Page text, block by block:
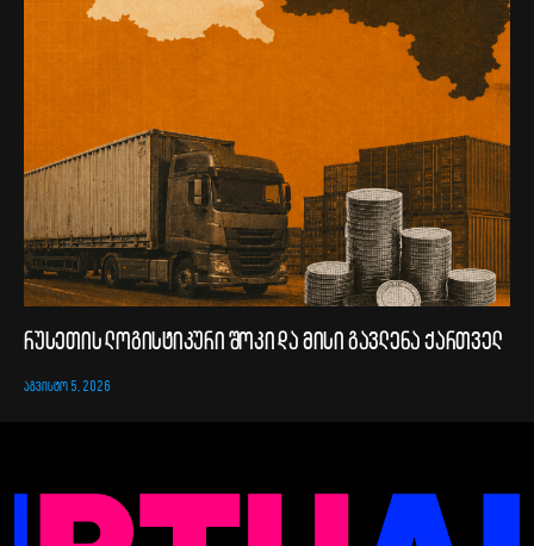
რუსეთის ლოგისტიკური შოკი და მისი გავლენა ქართველ
ᲐᲒᲕᲘᲡᲢᲝ 5, 2026